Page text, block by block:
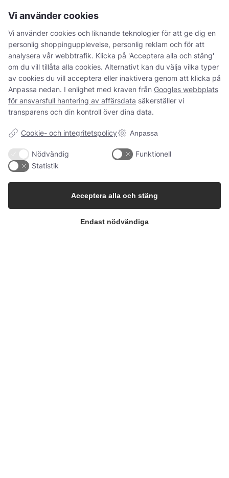
Kontakta oss
Tillsammans skapar vi
fruktbara lösningar
Kontakta oss
Vi använder cookies
Vi använder cookies och liknande teknologier för att ge dig en
personlig shoppingupplevelse, personlig reklam och för att
analysera vår webbtrafik. Klicka på 'Acceptera alla och stäng'
om du vill tillåta alla cookies. Alternativt kan du välja vilka typer
av cookies du vill acceptera eller inaktivera genom att klicka på
Anpassa nedan. I enlighet med kraven från Googles webbplats
för ansvarsfull hantering av affärsdata säkerställer vi
transparens och din kontroll över dina data.
Cookie- och integritetspolicy Anpassa
Nödvändig
Funktionell
Statistik
Endast nödvändiga
Acceptera alla och stäng